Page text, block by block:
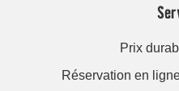
Prix
Réservation en